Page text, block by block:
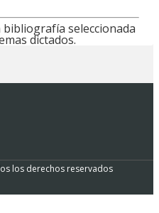
seleccionada
dictados.
los derechos reservados